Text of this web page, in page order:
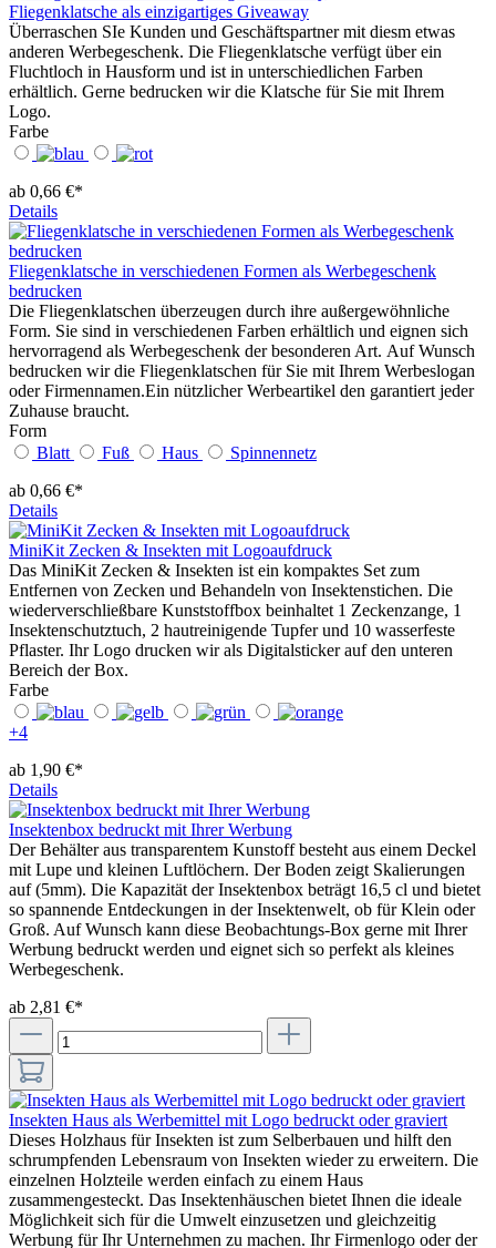
Fliegenklatsche als einzigartiges Giveaway
Überraschen SIe Kunden und Geschäftspartner mit diesm etwas
anderen Werbegeschenk. Die Fliegenklatsche verfügt über ein
Fluchtloch in Hausform und ist in unterschiedlichen Farben
erhältlich. Gerne bedrucken wir die Klatsche für Sie mit Ihrem
Logo.
Farbe
ab 0,66 €*
Details
Fliegenklatsche in verschiedenen Formen als Werbegeschenk
bedrucken
Die Fliegenklatschen überzeugen durch ihre außergewöhnliche
Form. Sie sind in verschiedenen Farben erhältlich und eignen sich
hervorragend als Werbegeschenk der besonderen Art. Auf Wunsch
bedrucken wir die Fliegenklatschen für Sie mit Ihrem Werbeslogan
oder Firmennamen.Ein nützlicher Werbeartikel den garantiert jeder
Zuhause braucht.
Form
Blatt
Fuß Haus
Spinnennetz
ab 0,66 €*
Details
MiniKit Zecken & Insekten mit Logoaufdruck
Das MiniKit Zecken & Insekten ist ein kompaktes Set zum
Entfernen von Zecken und Behandeln von Insektenstichen. Die
wiederverschließbare Kunststoffbox beinhaltet 1 Zeckenzange, 1
Insektenschutztuch, 2 hautreinigende Tupfer und 10 wasserfeste
Pflaster. Ihr Logo drucken wir als Digitalsticker auf den unteren
Bereich der Box.
Farbe
+4
ab 1,90 €*
Details
Insektenbox bedruckt mit Ihrer Werbung
Der Behälter aus transparentem Kunstoff besteht aus einem Deckel
mit Lupe und kleinen Luftlöchern. Der Boden zeigt Skalierungen
auf (5mm). Die Kapazität der Insektenbox beträgt 16,5 cl und bietet
so spannende Entdeckungen in der Insektenwelt, ob für Klein oder
Groß. Auf Wunsch kann diese Beobachtungs-Box gerne mit Ihrer
Werbung bedruckt werden und eignet sich so perfekt als kleines
Werbegeschenk.
ab 2,81 €*
Insekten Haus als Werbemittel mit Logo bedruckt oder graviert
Dieses Holzhaus für Insekten ist zum Selberbauen und hilft den
schrumpfenden Lebensraum von Insekten wieder zu erweitern. Die
einzelnen Holzteile werden einfach zu einem Haus
zusammengesteckt. Das Insektenhäuschen bietet Ihnen die ideale
Möglichkeit sich für die Umwelt einzusetzen und gleichzeitig
Werbung für Ihr Unternehmen zu machen. Ihr Firmenlogo oder der